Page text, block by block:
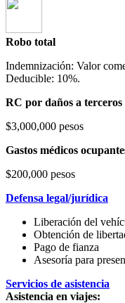
Robo total
Indemnización: Valor
Deducible: 10%.
RC por daños a terceros
$3,000,000 pesos
Gastos médicos
$200,000 pesos
Defensa legal/jurídica
Liberación del
Obtención de
Pago de fianza
Asesoría para
Servicios de asistencia
Asistencia en viajes: